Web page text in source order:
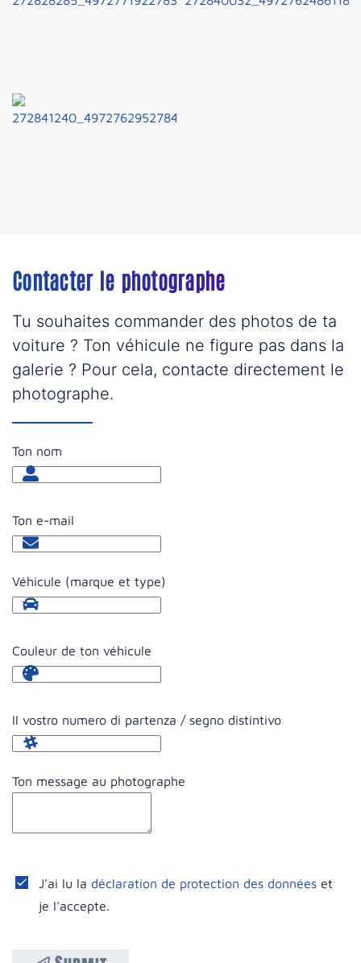
Contacter le photographe
Tu souhaites commander des photos de ta
voiture ? Ton véhicule ne figure pas dans la
galerie ? Pour cela, contacte directement le
photographe.
Ton nom
Ton e-mail
Véhicule (marque et type)
Couleur de ton véhicule
Il vostro numero di partenza / segno distintivo
Ton message au photographe
J'ai lu la déclaration de protection des données et
je l'accepte.